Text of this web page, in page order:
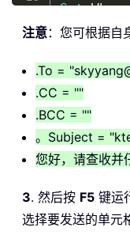
Set Wb =
Wb.
WorkRng.
Ws.
Set Wb2
Select
Case
Case
If
注意：您可根据自
.To =
.CC = ""
.BCC = ""
。Subject =
您好，请查收并
3. 然后按 F5 键运
选择要发送的单元